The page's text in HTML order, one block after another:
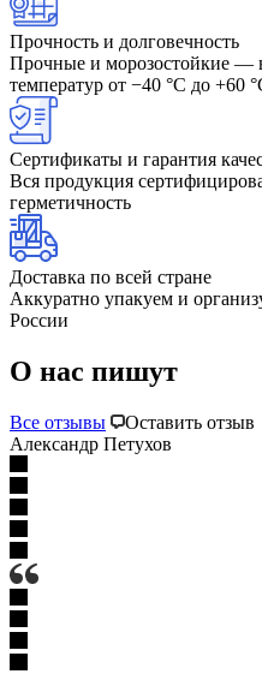
Прочность и долговечность
Прочные и морозостойкие —
температур от −40 °C до +60
Сертификаты и гарантия
Вся продукция
герметичность
Доставка по всей стране
Аккуратно упакуем и
России
О нас пишут
Все отзывы
Оставить отзыв
Александр Петухов